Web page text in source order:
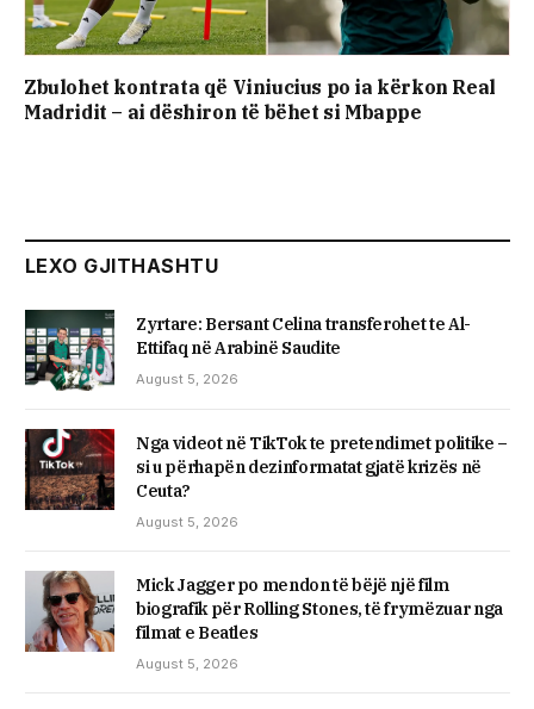
Zbulohet kontrata që Viniucius po ia kërkon Real
Madridit – ai dëshiron të bëhet si Mbappe
LEXO GJITHASHTU
Zyrtare: Bersant Celina transferohet te Al-
Ettifaq në Arabinë Saudite
August 5, 2026
Nga videot në TikTok te pretendimet politike –
si u përhapën dezinformatat gjatë krizës në
Ceuta?
August 5, 2026
Mick Jagger po mendon të bëjë një film
biografik për Rolling Stones, të frymëzuar nga
filmat e Beatles
August 5, 2026